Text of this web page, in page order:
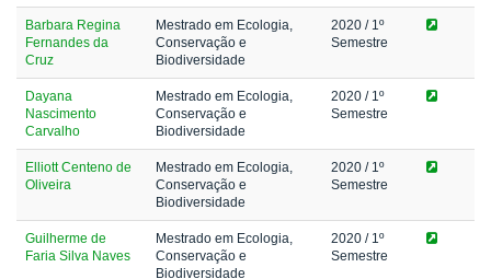
Barbara Regina
Fernandes da
Cruz
Mestrado em Ecologia,
Conservação e
Biodiversidade
2020 / 1º
Semestre
Dayana
Nascimento
Carvalho
Mestrado em Ecologia,
Conservação e
Biodiversidade
2020 / 1º
Semestre
Elliott Centeno de
Oliveira
Mestrado em Ecologia,
Conservação e
Biodiversidade
2020 / 1º
Semestre
Guilherme de
Faria Silva Naves
Mestrado em Ecologia,
Conservação e
Biodiversidade
2020 / 1º
Semestre